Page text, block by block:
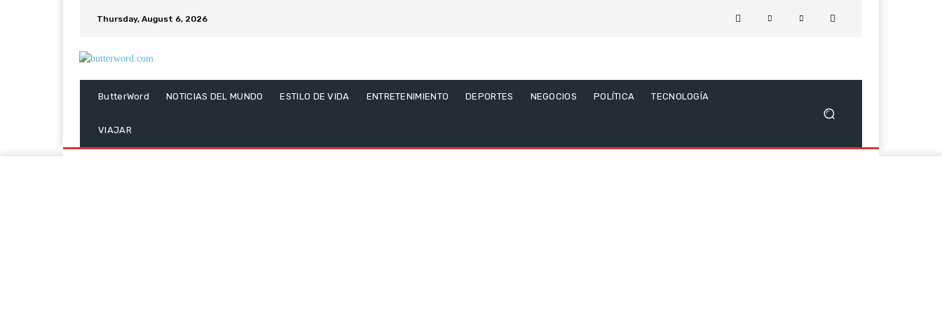
Thursday, August 6, 2026
ButterWord NOTICIAS DEL MUNDO ESTILO DE VIDA ENTRETENIMIENTO DEPORTES NEGOCIOS POLÍTICA TECNOLOGÍA
VIAJAR